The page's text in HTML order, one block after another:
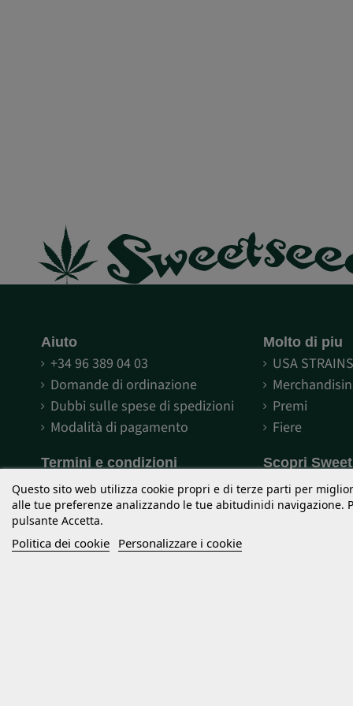
Aiuto
+34 96 389 04 03
Domande di ordinazione
Dubbi sulle spese di spedizioni
Modalità di pagamento
Molto di piu
USA
Premi
Fiere
Termini e condizioni
Avviso legale
Termini e le condizioni d’uso
Privacy
Cookies
Scopri
L'impegno di
Qual è The
Questo sito web utilizza cookie propri e di terze parti per
alle tue preferenze analizzando le tue abitudinidi navigazione.
pulsante Accetta.
Politica dei cookie Personalizzare i cookie